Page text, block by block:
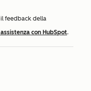
feedback della
con HubSpot.